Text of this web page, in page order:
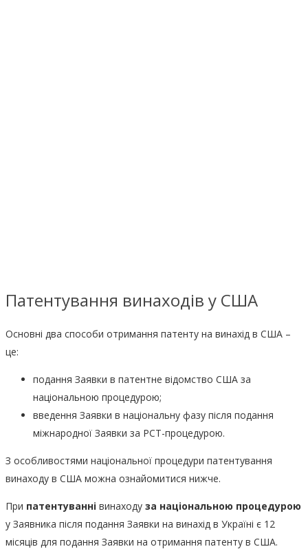
Патентування винаходів у США
Основні два способи отримання патенту на винахід в США –
це:
подання Заявки в патентне відомство США за
національною процедурою;
введення Заявки в національну фазу після подання
міжнародної Заявки за PCT-процедурою.
З особливостями національної процедури патентування
винаходу в США можна ознайомитися нижче.
При патентуванні винаходу за національною процедурою
у Заявника після подання Заявки на винахід в Україні є 12
місяців для подання Заявки на отримання патенту в США.